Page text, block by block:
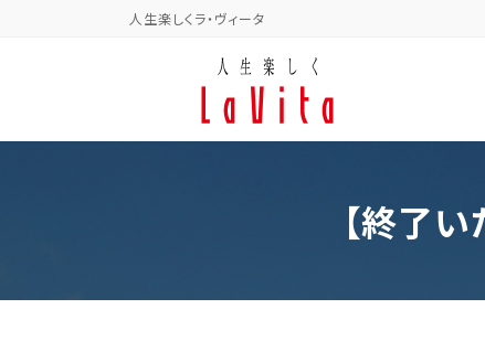
へ
ョ
人生楽しくラ・ヴィータ
【終了